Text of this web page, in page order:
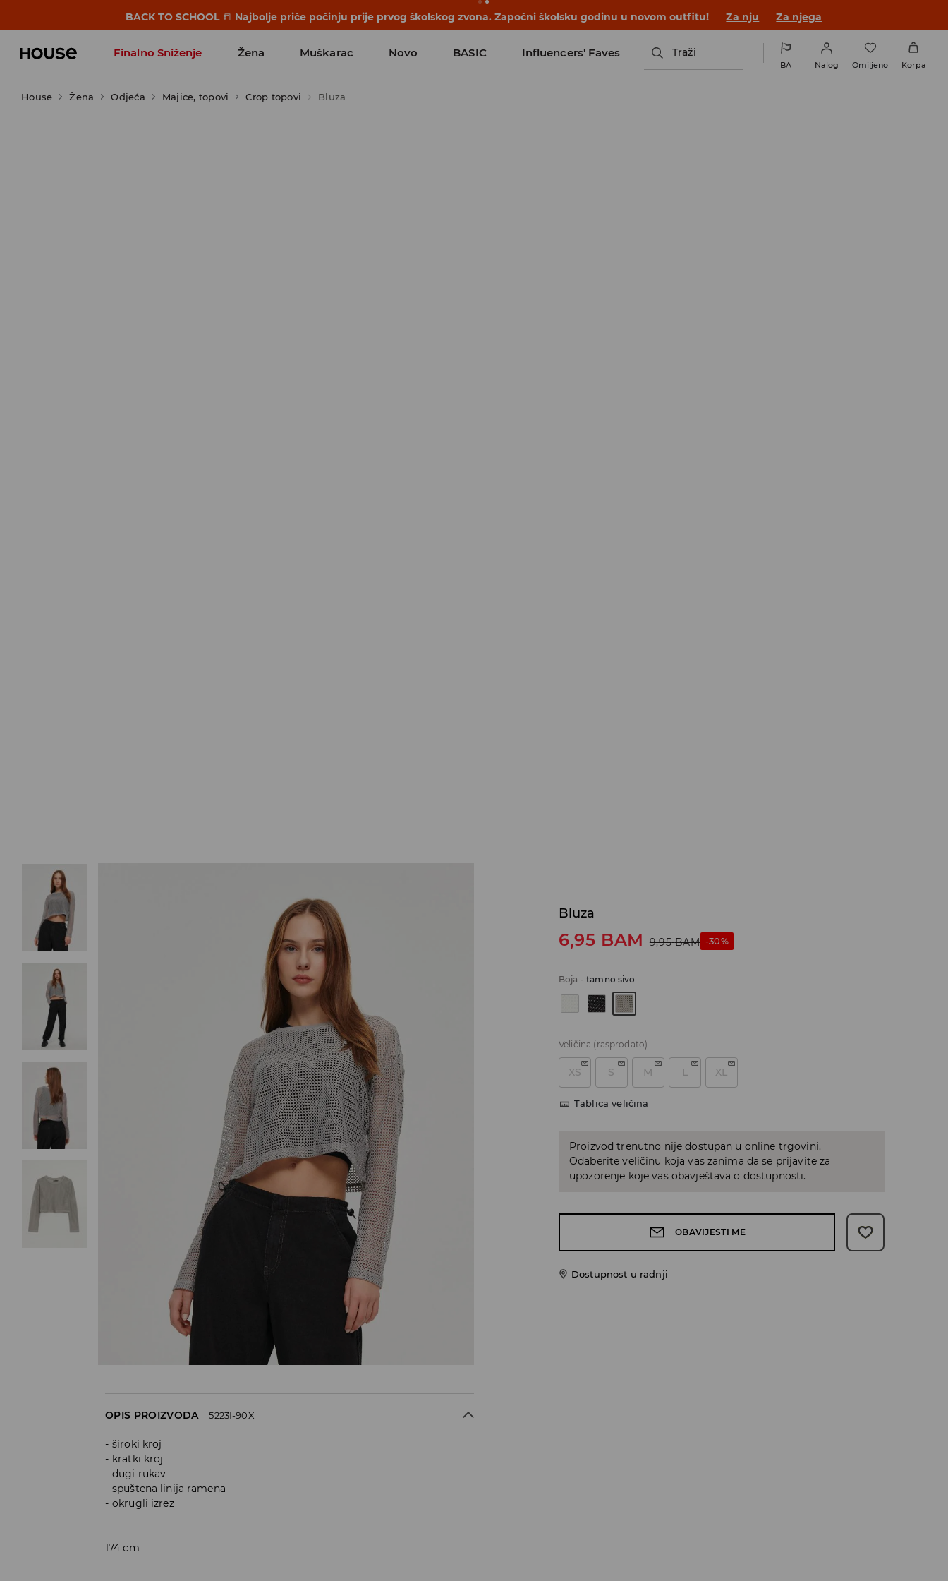
BACK TO SCHOOL 📒 Najbolje priče počinju prije prvog školskog zvona. Započni školsku godinu u novom outfitu! Za nju Za njega
Finalno Sniženje Žena Muškarac Novo BASIC Influencers' Faves Traži
BA Nalog Omiljeno Korpa
House Žena Odjeća Majice, topovi Crop topovi Bluza
Bluza
6,95 BAM 9,95 BAM -30%
Boja -tamno sivo
Veličina (rasprodato)
XS S M L XL
Tablica veličina
Proizvod trenutno nije dostupan u online trgovini.
Odaberite veličinu koja vas zanima da se prijavite za
upozorenje koje vas obavještava o dostupnosti.
OBAVIJESTI ME
Dostupnost u radnji
OPIS PROIZVODA 5223I-90X
široki kroj
kratki kroj
dugi rukav
spuštena linija ramena
okrugli izrez
174 cm